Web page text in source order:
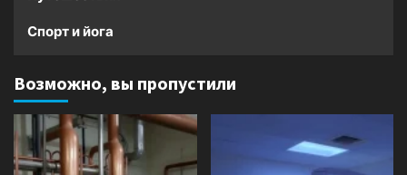
Спорт и йога
Возможно, вы пропустили